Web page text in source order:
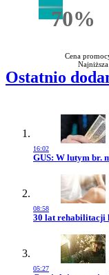
70%
Cena
Ostatnio
16:02
Przejdź do
GUS: W lutym br.
08:58
Przejdź do
30 lat rehabilitacji
05:27